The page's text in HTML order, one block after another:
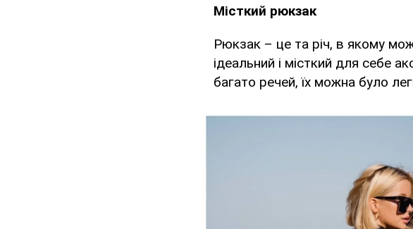
Місткий рюкзак
Рюкзак – це та річ, в якому
ідеальний і місткий для себе
багато речей, їх можна було